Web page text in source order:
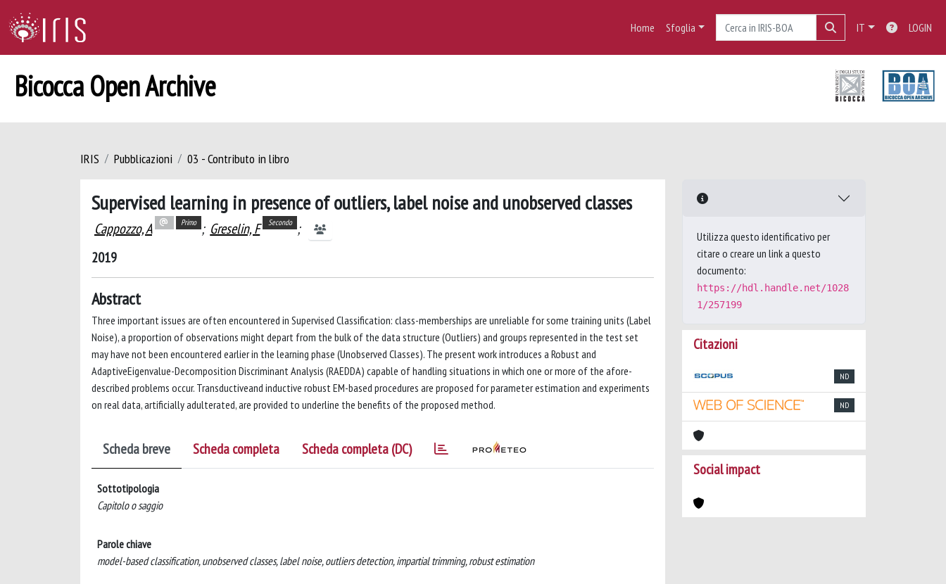
Home Sfoglia IT LOGIN
Bicocca Open Archive
IRIS Pubblicazioni 03 - Contributo in libro
Supervised learning in presence of outliers, label noise and unobserved classes
Cappozzo, A Primo ; Greselin, F Secondo ;
2019
Abstract
Three important issues are often encountered in Supervised Classification: class-memberships are unreliable for some training units (Label
Noise), a proportion of observations might depart from the bulk of the data structure (Outliers) and groups represented in the test set
may have not been encountered earlier in the learning phase (Unobserved Classes). The present work introduces a Robust and
AdaptiveEigenvalue-Decomposition Discriminant Analysis (RAEDDA) capable of handling situations in which one or more of the afore-
described problems occur. Transductiveand inductive robust EM-based procedures are proposed for parameter estimation and experiments
on real data, artificially adulterated, are provided to underline the benefits of the proposed method.
Scheda breve Scheda completa Scheda completa (DC)
Sottotipologia
Capitolo o saggio
Parole chiave
model-based classification, unobserved classes, label noise, outliers detection, impartial trimming, robust estimation
Utilizza questo identificativo per
citare o creare un link a questo
documento:
https://hdl.handle.net/1028
1/257199
Citazioni
ND
ND
Social impact